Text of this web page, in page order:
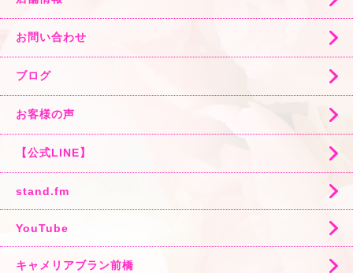
お問い合わせ
ブログ
お客様の声
【公式LINE】
stand.fm
YouTube
キャメリアブラン前橋